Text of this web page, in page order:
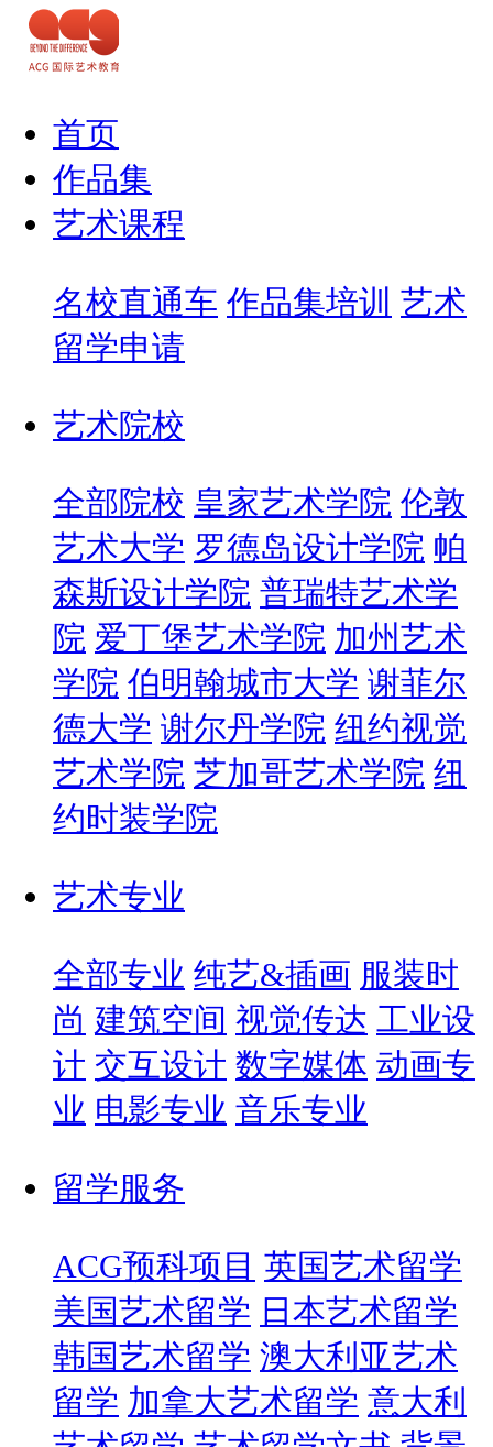
首页
作品集
艺术课程
名校直通车 作品集培训 艺术
留学申请
艺术院校
全部院校 皇家艺术学院 伦敦
艺术大学 罗德岛设计学院 帕
森斯设计学院 普瑞特艺术学
院 爱丁堡艺术学院 加州艺术
学院 伯明翰城市大学 谢菲尔
德大学 谢尔丹学院 纽约视觉
艺术学院 芝加哥艺术学院 纽
约时装学院
艺术专业
全部专业 纯艺&插画 服装时
尚 建筑空间 视觉传达 工业设
计 交互设计 数字媒体 动画专
业 电影专业 音乐专业
留学服务
ACG预科项目 英国艺术留学
美国艺术留学 日本艺术留学
韩国艺术留学 澳大利亚艺术
留学 加拿大艺术留学 意大利